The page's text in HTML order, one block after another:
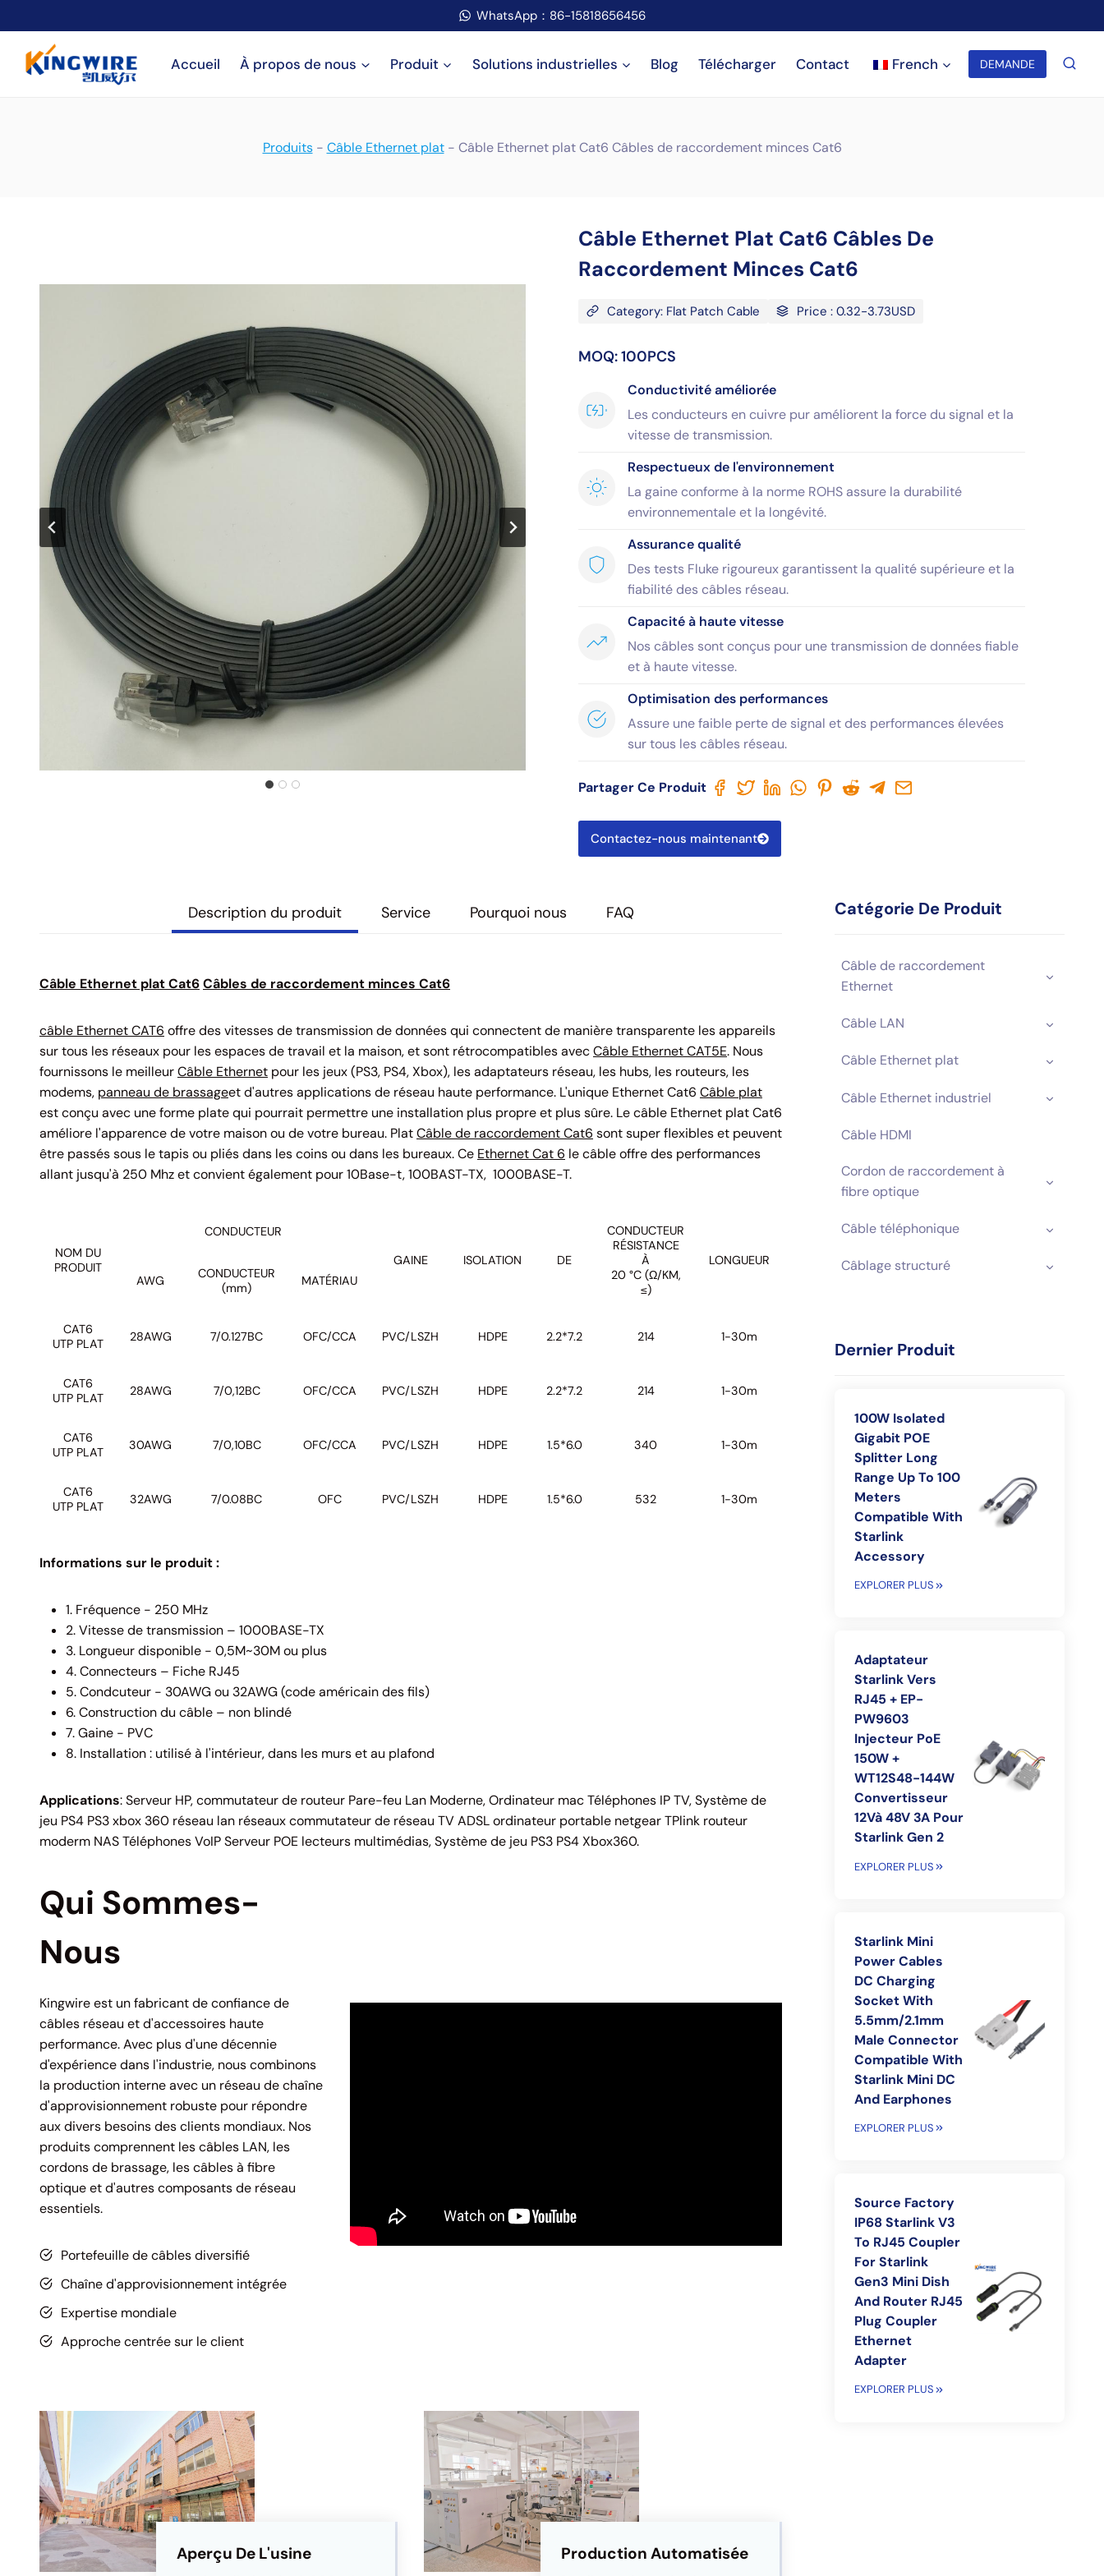
au
contenu
WhatsApp：86-15818656456
Accueil À propos de nous Produit Solutions industrielles Blog Télécharger Contact French DEMANDE
Produits- Câble Ethernet plat- Câble Ethernet plat Cat6 Câbles de raccordement minces Cat6
Câble Ethernet Plat Cat6 Câbles De
Raccordement Minces Cat6
Category: Flat Patch Cable Price : 0.32-3.73USD
MOQ: 100PCS
Conductivité améliorée
Les conducteurs en cuivre pur améliorent la force du signal et la
vitesse de transmission.
Respectueux de l'environnement
La gaine conforme à la norme ROHS assure la durabilité
environnementale et la longévité.
Assurance qualité
Des tests Fluke rigoureux garantissent la qualité supérieure et la
fiabilité des câbles réseau.
Capacité à haute vitesse
Nos câbles sont conçus pour une transmission de données fiable
et à haute vitesse.
Optimisation des performances
Assure une faible perte de signal et des performances élevées
sur tous les câbles réseau.
Partager Ce Produit
Contactez-nous maintenant
Description du produit Service Pourquoi nous FAQ
Câble Ethernet plat Cat6Câbles de raccordement minces Cat6
câble Ethernet CAT6 offre des vitesses de transmission de données qui connectent de manière transparente les appareils
sur tous les réseaux pour les espaces de travail et la maison, et sont rétrocompatibles avecCâble Ethernet CAT5E. Nous
fournissons le meilleurCâble Ethernet pour les jeux (PS3, PS4, Xbox), les adaptateurs réseau, les hubs, les routeurs, les
modems, panneau de brassageet d'autres applications de réseau haute performance. L'unique Ethernet Cat6 Câble plat
est conçu avec une forme plate qui pourrait permettre une installation plus propre et plus sûre. Le câble Ethernet plat Cat6
améliore l'apparence de votre maison ou de votre bureau. PlatCâble de raccordement Cat6 sont super flexibles et peuvent
être passés sous le tapis ou pliés dans les coins ou dans les bureaux. Ce Ethernet Cat 6 le câble offre des performances
allant jusqu'à 250 Mhz et convient également pour 10Base-t, 100BAST-TX, 1000BASE-T.
NOM DU
PRODUIT
CONDUCTEUR
GAINE
ISOLATION DE
CONDUCTEUR
RÉSISTANCE
À
20 °C (Ω/KM,
≤)
LONGUEUR
AWG
CONDUCTEUR
(mm)
MATÉRIAU
CAT6
UTP PLAT
28AWG 7/0.127BC OFC/CCA PVC/LSZH HDPE 2.2*7.2 214 1-30m
CAT6
UTP PLAT
28AWG 7/0,12BC OFC/CCA PVC/LSZH HDPE 2.2*7.2 214 1-30m
CAT6
UTP PLAT
30AWG 7/0,10BC OFC/CCA PVC/LSZH HDPE 1.5*6.0 340 1-30m
CAT6
UTP PLAT
32AWG 7/0.08BC OFC PVC/LSZH HDPE 1.5*6.0 532 1-30m
Informations sur le produit :
1. Fréquence - 250 MHz
2. Vitesse de transmission – 1000BASE-TX
3. Longueur disponible - 0,5M~30M ou plus
4. Connecteurs – Fiche RJ45
5. Condcuteur - 30AWG ou 32AWG (code américain des fils)
6. Construction du câble – non blindé
7. Gaine - PVC
8. Installation : utilisé à l'intérieur, dans les murs et au plafond
Applications: Serveur HP, commutateur de routeur Pare-feu Lan Moderne, Ordinateur mac Téléphones IP TV, Système de
jeu PS4 PS3 xbox 360 réseau lan réseaux commutateur de réseau TV ADSL ordinateur portable netgear TPlink routeur
moderm NAS Téléphones VoIP Serveur POE lecteurs multimédias, Système de jeu PS3 PS4 Xbox360.
Qui Sommes-
Nous
Kingwire est un fabricant de confiance de
câbles réseau et d'accessoires haute
performance. Avec plus d'une décennie
d'expérience dans l'industrie, nous combinons
la production interne avec un réseau de chaîne
d'approvisionnement robuste pour répondre
aux divers besoins des clients mondiaux. Nos
produits comprennent les câbles LAN, les
cordons de brassage, les câbles à fibre
optique et d'autres composants de réseau
essentiels.
Portefeuille de câbles diversifié
Chaîne d'approvisionnement intégrée
Expertise mondiale
Approche centrée sur le client
Aperçu De L'usine Production Automatisée
Catégorie De Produit
Câble de raccordement
Ethernet
Câble LAN
Câble Ethernet plat
Câble Ethernet industriel
Câble HDMI
Cordon de raccordement à
fibre optique
Câble téléphonique
Câblage structuré
Dernier Produit
100W Isolated
Gigabit POE
Splitter Long
Range Up To 100
Meters
Compatible With
Starlink
Accessory
EXPLORER PLUS
Adaptateur
Starlink Vers
RJ45 + EP-
PW9603
Injecteur PoE
150W +
WT12S48-144W
Convertisseur
12Và 48V 3A Pour
Starlink Gen 2
EXPLORER PLUS
Starlink Mini
Power Cables
DC Charging
Socket With
5.5mm/2.1mm
Male Connector
Compatible With
Starlink Mini DC
And Earphones
EXPLORER PLUS
Source Factory
IP68 Starlink V3
To RJ45 Coupler
For Starlink
Gen3 Mini Dish
And Router RJ45
Plug Coupler
Ethernet
Adapter
EXPLORER PLUS